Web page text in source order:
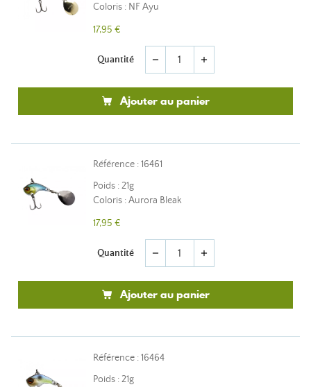
Coloris : NF Ayu
17,95 €
Quantité remove add
Ajouter au panier
Référence : 16461
Poids : 21g
Coloris : Aurora Bleak
17,95 €
Quantité remove add
Ajouter au panier
Référence : 16464
Poids : 21g